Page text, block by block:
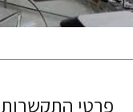
פרטי התקשרות